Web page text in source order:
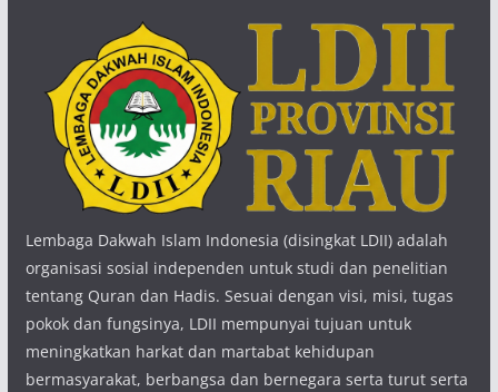
Lembaga Dakwah Islam Indonesia (disingkat LDII) adalah
organisasi sosial independen untuk studi dan penelitian
tentang Quran dan Hadis. Sesuai dengan visi, misi, tugas
pokok dan fungsinya, LDII mempunyai tujuan untuk
meningkatkan harkat dan martabat kehidupan
bermasyarakat, berbangsa dan bernegara serta turut serta